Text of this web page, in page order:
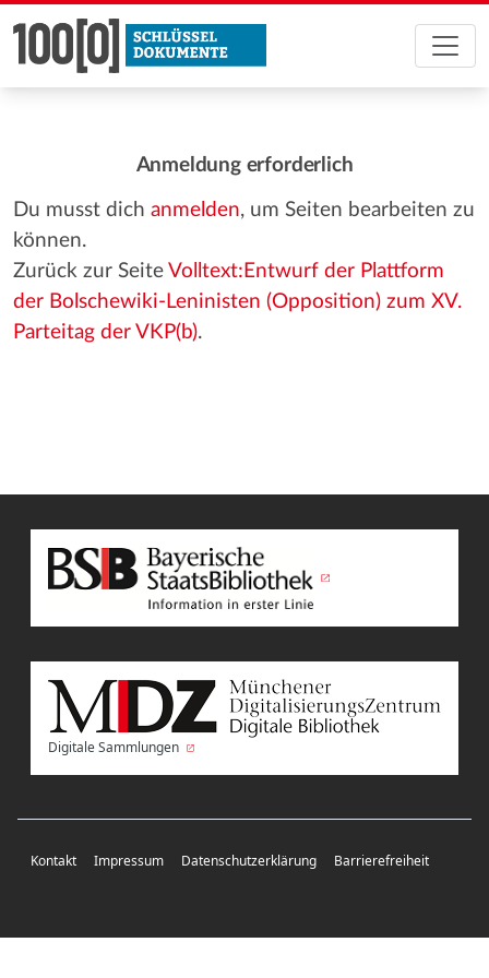
Anmeldung erforderlich
Du musst dich anmelden, um Seiten bearbeiten zu
können.
Zurück zur Seite Volltext:Entwurf der Plattform
der Bolschewiki-Leninisten (Opposition) zum XV.
Parteitag der VKP(b).
Digitale Sammlungen
Kontakt Impressum Datenschutzerklärung Barrierefreiheit